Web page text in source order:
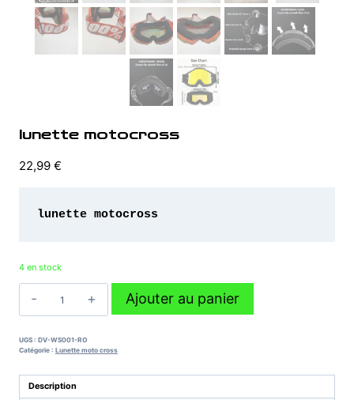
lunette motocross
22,99 €
lunette motocross
4 en stock
motocross
Ajouter au panier
UGS : DV-WS001-RO
Catégorie : Lunette moto cross
Description